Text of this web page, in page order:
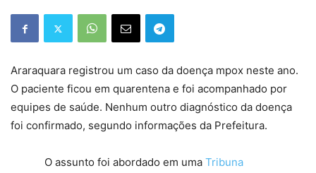
Araraquara registrou um caso da doença mpox neste ano.
O paciente ficou em quarentena e foi acompanhado por
equipes de saúde. Nenhum outro diagnóstico da doença
foi confirmado, segundo informações da Prefeitura.
O assunto foi abordado em uma Tribuna